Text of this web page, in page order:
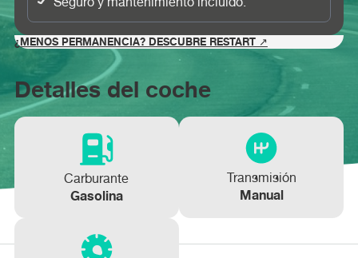
¿MENOS PERMANENCIA? DESCUBRE RESTART ↗
Detalles del coche
Carburante
Gasolina
Transmisión
Manual